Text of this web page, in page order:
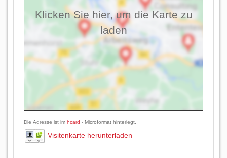
Klicken Sie hier, um die Karte zu
laden
Die Adresse ist im hcard - Microformat hinterlegt.
Visitenkarte herunterladen